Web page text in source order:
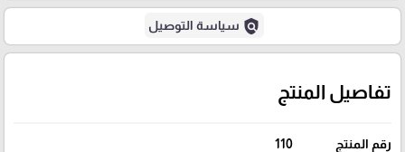
policy سياسة التوصيل
تفاصيل المنتج
رقم المنتج 110